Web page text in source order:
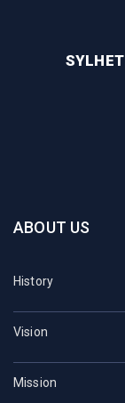
ABOUT US
History
Vision
Mission